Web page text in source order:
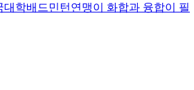
학배드민턴연맹이 화합과 융합이 필